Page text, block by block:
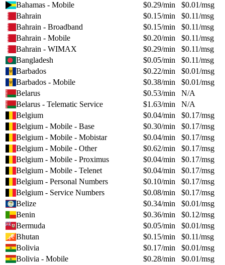
Bahamas - Mobile
$0.29/min $0.01/msg
Bahrain
$0.15/min $0.11/msg
Bahrain - Broadband
$0.15/min $0.11/msg
Bahrain - Mobile
$0.20/min $0.11/msg
Bahrain - WIMAX
$0.29/min $0.11/msg
Bangladesh
$0.05/min $0.11/msg
Barbados
$0.22/min $0.01/msg
Barbados - Mobile
$0.38/min $0.01/msg
Belarus
$0.53/min
N/A
Belarus - Telematic Service
$1.63/min
N/A
Belgium
$0.04/min $0.17/msg
Belgium - Mobile - Base
$0.30/min $0.17/msg
Belgium - Mobile - Mobistar
$0.04/min $0.17/msg
Belgium - Mobile - Other
$0.62/min $0.17/msg
Belgium - Mobile - Proximus
$0.04/min $0.17/msg
Belgium - Mobile - Telenet
$0.04/min $0.17/msg
Belgium - Personal Numbers
$0.10/min $0.17/msg
Belgium - Service Numbers
$0.08/min $0.17/msg
Belize
$0.34/min $0.01/msg
Benin
$0.36/min $0.12/msg
Bermuda
$0.05/min $0.01/msg
Bhutan
$0.15/min $0.11/msg
Bolivia
$0.17/min $0.01/msg
Bolivia - Mobile
$0.28/min $0.01/msg